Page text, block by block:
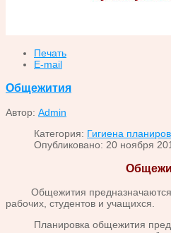
Печать
E-mail
Общежития
Автор: Admin
Категория: Гигиена
Опубликовано: 20 ноября
Общежития предназначаются
рабочих, студентов и учащихся.
Планировка общежития